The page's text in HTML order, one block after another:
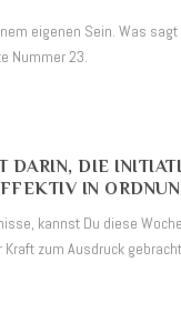
eigenen Sein. Was
Nummer 23.
DARIN, DIE
IN
kannst Du diese
zum Ausdruck